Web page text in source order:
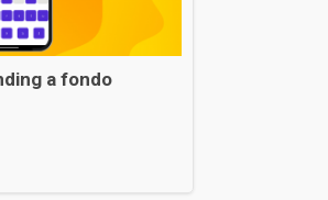
a fondo